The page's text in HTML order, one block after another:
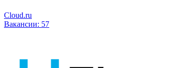
Cloud.ru
Вакансии: 57